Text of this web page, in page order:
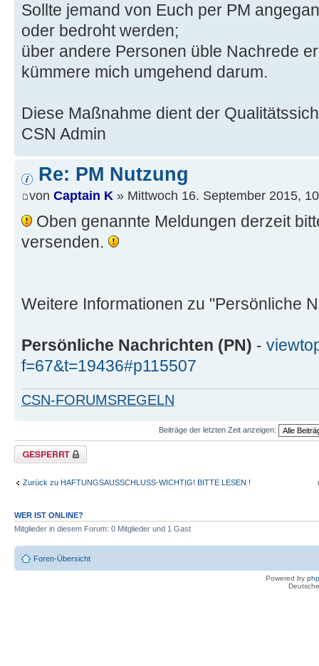
Sollte jemand von Euch per PM
oder bedroht werden;
über andere Personen üble Nachrede
kümmere mich umgehend darum.
Diese Maßnahme dient der
CSN Admin
Re: PM Nutzung
von Captain K » Mittwoch 16. September 2015,
Oben genannte Meldungen derzeit
versenden.
Weitere Informationen zu "Persönliche
Persönliche Nachrichten (PN) -
f=67&t=19436#p115507
CSN-FORUMSREGELN
Beiträge der letzten Zeit anzeigen:
Thema gesperrt
Zurück zu HAFTUNGSAUSSCHLUSS-WICHTIG! BITTE LESEN !
WER IST ONLINE?
Mitglieder in diesem Forum: 0 Mitglieder und 1 Gast
Foren-Übersicht
Powered by